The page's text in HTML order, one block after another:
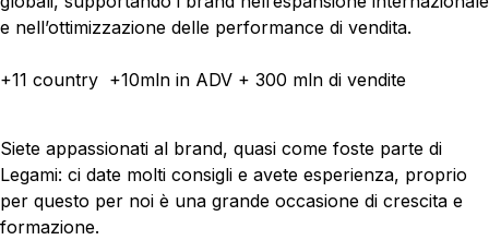
e nell’ottimizzazione delle performance di vendita.
+11 country +10mln in ADV + 300 mln di vendite
Siete appassionati al brand, quasi come foste parte di
Legami: ci date molti consigli e avete esperienza, proprio
per questo per noi è una grande occasione di crescita e
formazione.